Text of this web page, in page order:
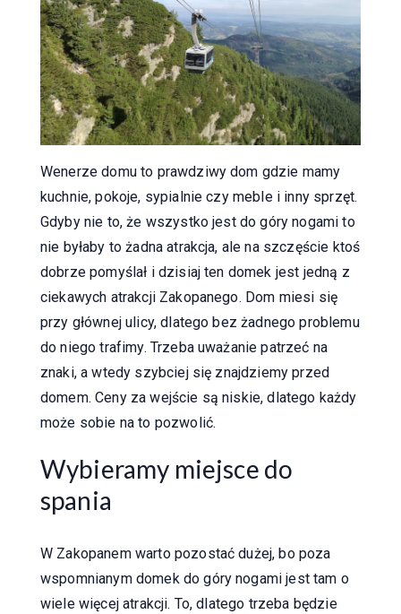
Wenerze domu to prawdziwy dom gdzie mamy
kuchnie, pokoje, sypialnie czy meble i inny sprzęt.
Gdyby nie to, że wszystko jest do góry nogami to
nie byłaby to żadna atrakcja, ale na szczęście ktoś
dobrze pomyślał i dzisiaj ten domek jest jedną z
ciekawych atrakcji Zakopanego. Dom miesi się
przy głównej ulicy, dlatego bez żadnego problemu
do niego trafimy. Trzeba uważanie patrzeć na
znaki, a wtedy szybciej się znajdziemy przed
domem. Ceny za wejście są niskie, dlatego każdy
może sobie na to pozwolić.
Wybieramy miejsce do
spania
W Zakopanem warto pozostać dużej, bo poza
wspomnianym domek do góry nogami jest tam o
wiele więcej atrakcji. To, dlatego trzeba będzie